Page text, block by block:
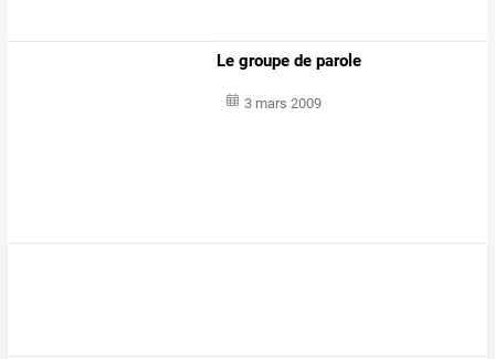
Le groupe de parole
3 mars 2009